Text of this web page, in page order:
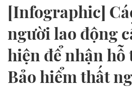
[Infographic]
người lao động
hiện để nhận
Bảo hiểm thất